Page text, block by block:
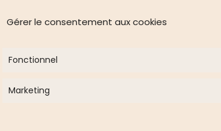
Gérer le consentement aux cookies
Fonctionnel
Marketing
BÉNÉVOLAT
Devenir Bénévole